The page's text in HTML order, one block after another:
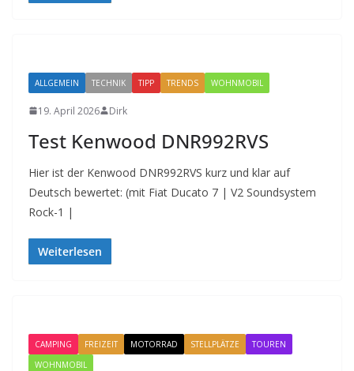
ALLGEMEIN TECHNIK TIPP TRENDS WOHNMOBIL
19. April 2026 Dirk
Test Kenwood DNR992RVS
Hier ist der Kenwood DNR992RVS kurz und klar auf
Deutsch bewertet: (mit Fiat Ducato 7 | V2 Soundsystem
Rock-1 |
Weiterlesen
CAMPING FREIZEIT MOTORRAD STELLPLÄTZE
TOUREN
WOHNMOBIL